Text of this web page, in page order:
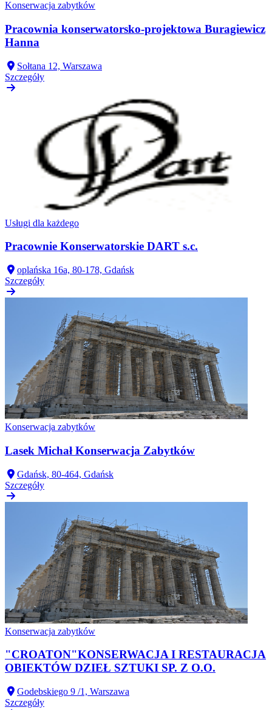
Konserwacja zabytków
Pracownia konserwatorsko-projektowa Buragiewicz
Hanna
Sołtana 12, Warszawa
Szczegóły
Usługi dla każdego
Pracownie Konserwatorskie DART s.c.
oplańska 16a, 80-178, Gdańsk
Szczegóły
Konserwacja zabytków
Lasek Michał Konserwacja Zabytków
Gdańsk, 80-464, Gdańsk
Szczegóły
Konserwacja zabytków
"CROATON"KONSERWACJA I RESTAURACJA
OBIEKTÓW DZIEŁ SZTUKI SP. Z O.O.
Godebskiego 9 /1, Warszawa
Szczegóły